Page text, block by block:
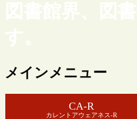
図書館界、図
す。
メインメニュー
CA-R
カレントアウェアネス-R